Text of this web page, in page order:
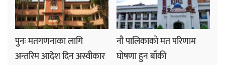
पुनः मतगणनाका लागि
अन्तरिम आदेश दिन अस्वीकार
नौ पालिकाको मत परिणाम
घोषणा हुन बाँकी